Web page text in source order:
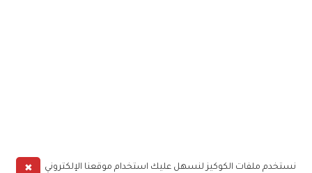
✖
نستخدم ملفات الكوكيز لنسهل عليك استخدام موقعنا الإلكتروني